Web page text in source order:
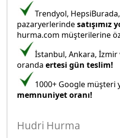
Trendyol,
pazaryerlerindesatışımız
hurma.com müşterilerine
İstanbul, Ankara,
orandaertesi gün teslim!
1000+ Google müşteri
memnuniyet oranı!
Hudri Hurma